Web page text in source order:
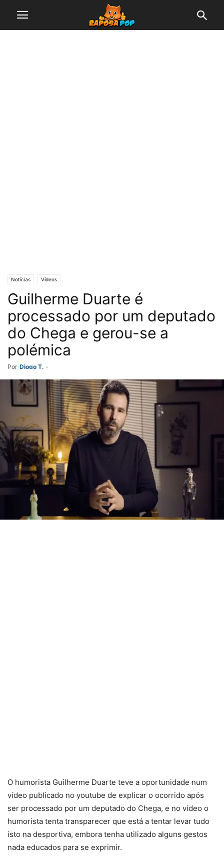
Notícias Vídeos
Guilherme Duarte é
processado por um deputado
do Chega e gerou-se a
polémica
Por Diogo T. -
O humorista Guilherme Duarte teve a oportunidade num
vídeo publicado no youtube de explicar o ocorrido após
ser processado por um deputado do Chega, e no vídeo o
humorista tenta transparecer que está a tentar levar tudo
isto na desportiva, embora tenha utilizado alguns gestos
nada educados para se exprimir.